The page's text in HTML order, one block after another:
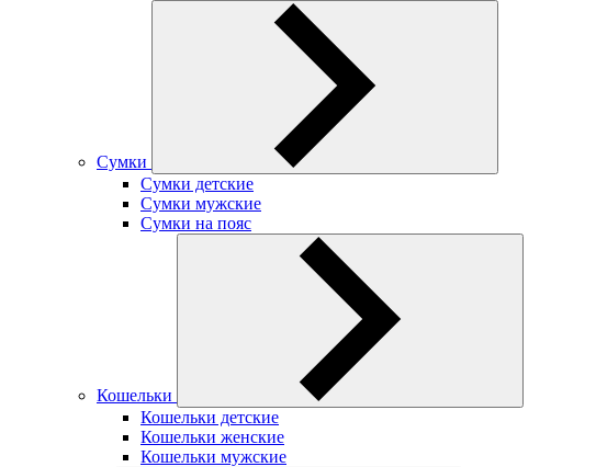
Сумки
Сумки детские
Сумки мужские
Сумки на пояс
Кошельки
Кошельки детские
Кошельки женские
Кошельки мужские